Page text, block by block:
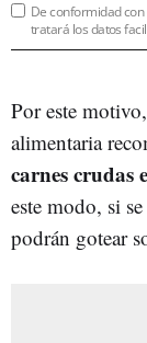
De conformidad con
tratará los datos
Por este
alimentaria
carnes crudas
este modo, si
podrán gotear